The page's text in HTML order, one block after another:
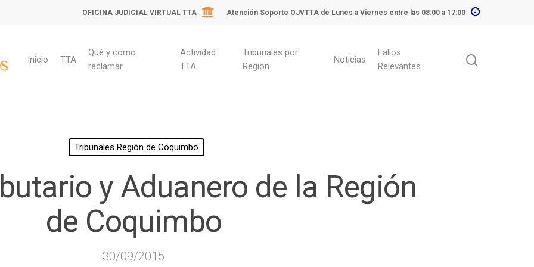
OFICINA JUDICIAL VIRTUAL TTA Atención Soporte OJVTTA de Lunes a Viernes entre las 08:00 a 17:00
cerrar
Inicio TTA
Qué y cómo
reclamar
Actividad
TTA
Tribunales por
Región
Noticias
Fallos
Relevantes
Tribunales Región de Coquimbo
y Aduanero de la Región
de Coquimbo
30/09/2015